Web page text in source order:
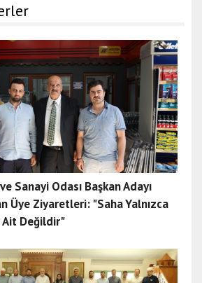
Sanayi Odası Başkan Adayı
Üye Ziyaretleri: "Saha Yalnızca
Ait Değildir"